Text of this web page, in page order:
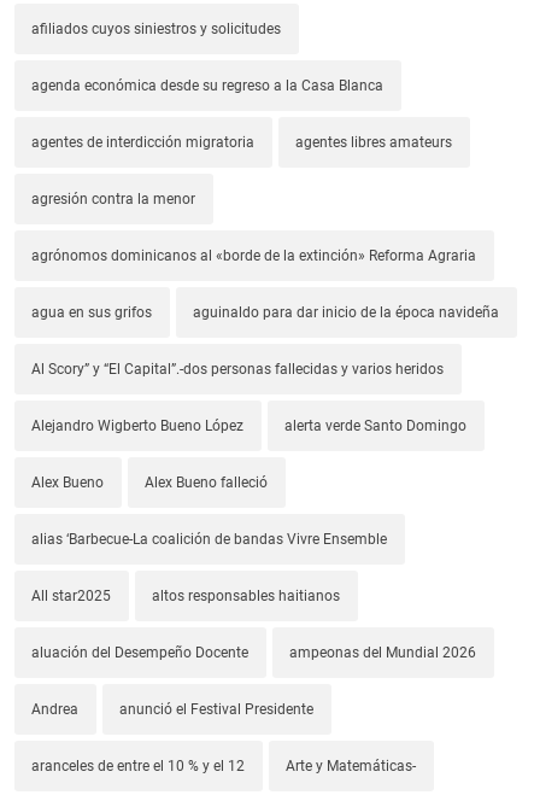
afiliados cuyos siniestros y solicitudes
agenda económica desde su regreso a la Casa Blanca
agentes de interdicción migratoria agentes libres amateurs
agresión contra la menor
agrónomos dominicanos al «borde de la extinción» Reforma Agraria
agua en sus grifos aguinaldo para dar inicio de la época navideña
Al Scory” y “El Capital”.-dos personas fallecidas y varios heridos
Alejandro Wigberto Bueno López alerta verde Santo Domingo
Alex Bueno Alex Bueno falleció
alias ‘Barbecue-La coalición de bandas Vivre Ensemble
All star2025 altos responsables haitianos
aluación del Desempeño Docente ampeonas del Mundial 2026
Andrea anunció el Festival Presidente
aranceles de entre el 10 % y el 12 Arte y Matemáticas-